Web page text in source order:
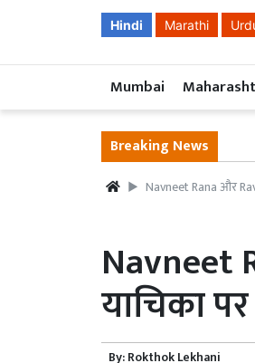
Hindi Marathi
Mumbai
Breaking News
Navneet Rana और
Navneet
याचिका
By:Rokthok Lekhani